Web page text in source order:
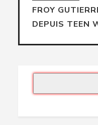
FROY
DEPUIS TEEN